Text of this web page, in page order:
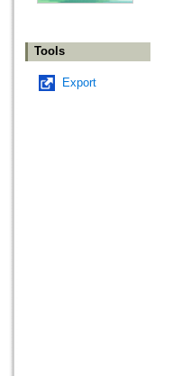
Tools
Export